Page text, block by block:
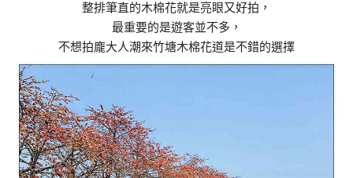
整排筆直的木棉花就是亮眼又好拍，
最重要的是遊客並不多，
不想拍龐大人潮來竹塘木棉花道是不錯的選擇